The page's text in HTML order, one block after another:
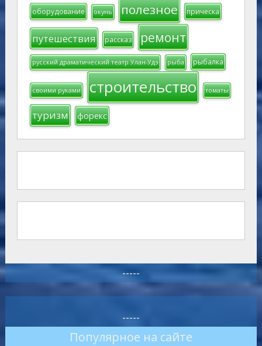
оборудование окунь полезное прическа
путешествия рассказ ремонт
русский драматический театр Улан-Удэ рыба рыбалка
своими руками строительство томаты
туризм форекс
-----
-----
Популярное на сайте